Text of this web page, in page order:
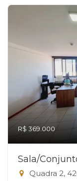
R$ 369.000
Sala/
Quadra 2, 420,